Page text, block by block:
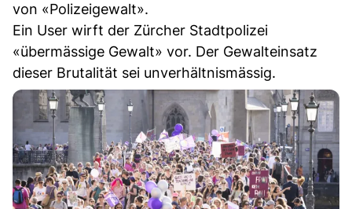
von «Polizeigewalt».
Ein User wirft der Zürcher Stadtpolizei
«übermässige Gewalt» vor. Der Gewalteinsatz
dieser Brutalität sei unverhältnismässig.